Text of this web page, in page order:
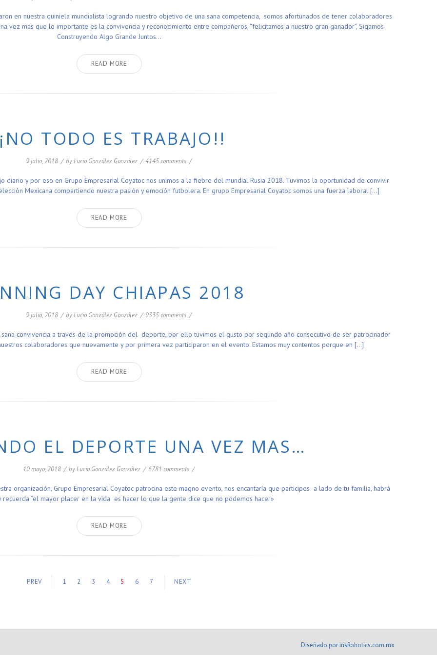
en nuestra quiniela mundialista logrando nuestro objetivo de una sana competencia, somos afortunados de tener colaboradores
vez más que lo importante es la convivencia y reconocimiento entre compañeros, “felicitamos a nuestro gran ganador”, Sigamos
Construyendo Algo Grande Juntos…
READ MORE
TODO ES TRABAJO!!
9 julio, 2018 / byLucio González González / 4145 comments /
y por eso en Grupo Empresarial Coyatoc nos unimos a la fiebre del mundial Rusia 2018. Tuvimos la oportunidad de convivir
Mexicana compartiendo nuestra pasión y emoción futbolera. En grupo Empresarial Coyatoc somos una fuerza laboral […]
READ MORE
DAY CHIAPAS 2018
9 julio, 2018 / byLucio González González / 9335 comments /
convivencia a través de la promoción del deporte, por ello tuvimos el gusto por segundo año consecutivo de ser patrocinador
colaboradores que nuevamente y por primera vez participaron en el evento. Estamos muy contentos porque en […]
READ MORE
EL DEPORTE UNA VEZ MAS…
10 mayo, 2018 / byLucio González González / 6781 comments /
organización, Grupo Empresarial Coyatoc patrocina este magno evento, nos encantaría que participes a lado de tu familia, habrá
recuerda “el mayor placer en la vida es hacer lo que la gente dice que no podemos hacer»
READ MORE
PREV 1 2 3 4 5 6 7 NEXT
Diseñado por irisRobotics.com.mx